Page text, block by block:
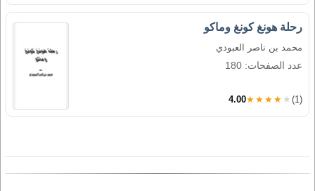
رحلة هونغ كونغ وماكو
محمد بن ناصر العبودي
عدد الصفحات: 180
4.00★★★★★ (1)